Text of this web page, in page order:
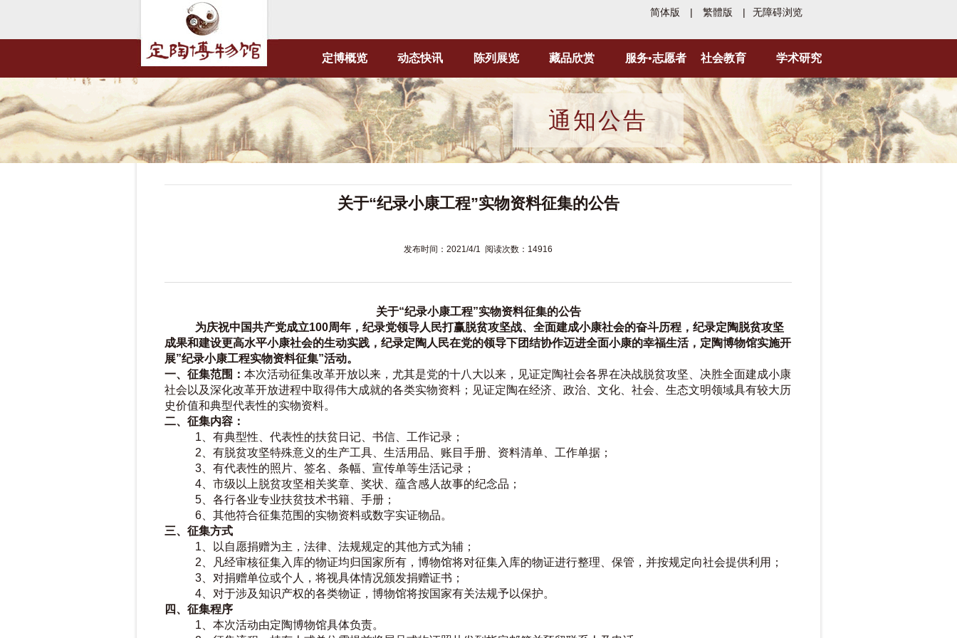
简体版 | 繁體版 | 无障碍浏览
定博概览 动态快讯 陈列展览 藏品欣赏 服务•志愿者 社会教育 学术研究
通知公告
关于“纪录小康工程”实物资料征集的公告
发布时间：2021/4/1 阅读次数：14916
关于“纪录小康工程”实物资料征集的公告
为庆祝中国共产党成立100周年，纪录党领导人民打赢脱贫攻坚战、全面建成小康社会的奋斗历程，纪录定陶脱贫攻坚
成果和建设更高水平小康社会的生动实践，纪录定陶人民在党的领导下团结协作迈进全面小康的幸福生活，定陶博物馆实施开
展”纪录小康工程实物资料征集”活动。
一、征集范围： 本次活动征集改革开放以来，尤其是党的十八大以来，见证定陶社会各界在决战脱贫攻坚、决胜全面建成小康
社会以及深化改革开放进程中取得伟大成就的各类实物资料；见证定陶在经济、政治、文化、社会、生态文明领域具有较大历
史价值和典型代表性的实物资料。
二、征集内容：
1、有典型性、代表性的扶贫日记、书信、工作记录；
2、有脱贫攻坚特殊意义的生产工具、生活用品、账目手册、资料清单、工作单据；
3、有代表性的照片、签名、条幅、宣传单等生活记录；
4、市级以上脱贫攻坚相关奖章、奖状、蕴含感人故事的纪念品；
5、各行各业专业扶贫技术书籍、手册；
6、其他符合征集范围的实物资料或数字实证物品。
三、征集方式
1、以自愿捐赠为主，法律、法规规定的其他方式为辅；
2、
凡经审核征集入库的物证均归国家所有，博物馆将对征集入库的物证进行整理、保管，并按规定向社会提供利用；
3、 对捐赠单位或个人，将视具体情况颁发捐赠证书；
4、 对于涉及知识产权的各类物证，博物馆将按国家有关法规予以保护。
四、征集程序
1、本次活动由定陶博物馆具体负责。